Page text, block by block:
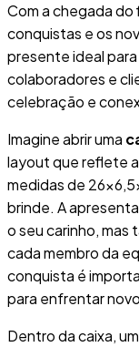
Com a chegada do
conquistas e os
presente ideal
colaboradores e
celebração e
Imagine abrir uma
layout que reflete
medidas de
brinde. A
o seu carinho, mas
cada membro da
conquista é
para enfrentar
Dentro da caixa,